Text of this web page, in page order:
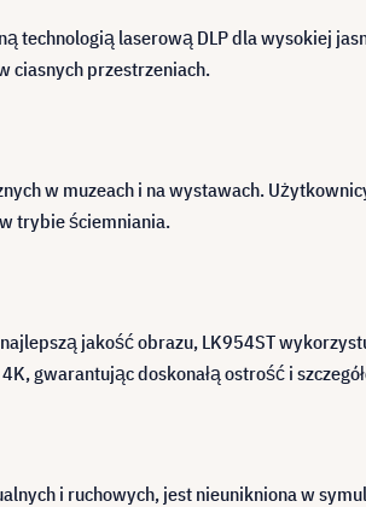
technologią laserową DLP dla wysokiej
ciasnych przestrzeniach.
w muzeach i na wystawach.
trybie ściemniania.
jakość obrazu, LK954ST
gwarantując doskonałą ostrość i
i ruchowych, jest nieunikniona w